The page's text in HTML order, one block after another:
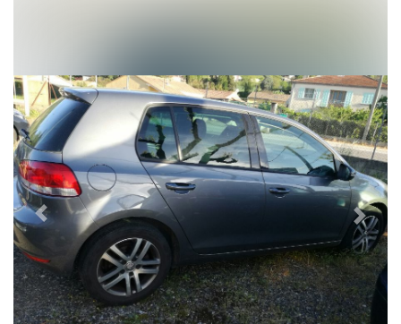
Précèdent